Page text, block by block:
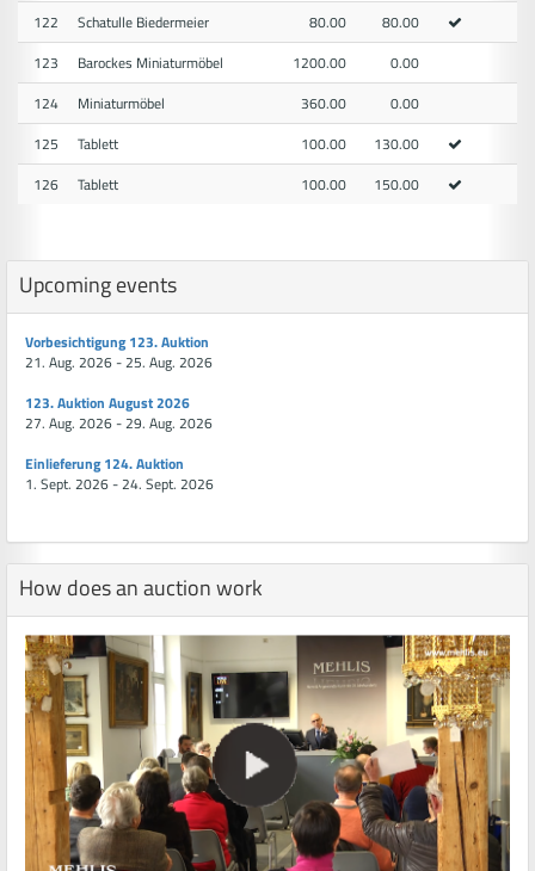
122
Schatulle Biedermeier 80.00
80.00
123
Barockes Miniaturmöbel 1200.00
0.00
124
Miniaturmöbel 360.00
0.00
125
Tablett 100.00
130.00
126
Tablett 100.00 150.00
Upcoming events
Vorbesichtigung 123. Auktion
21. Aug. 2026 - 25. Aug. 2026
123. Auktion August 2026
27. Aug. 2026 - 29. Aug. 2026
Einlieferung 124. Auktion
1. Sept. 2026 - 24. Sept. 2026
How does an auction work